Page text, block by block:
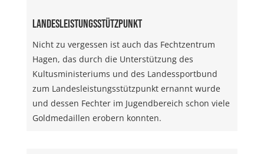
Landesleistungsstützpunkt
Nicht zu vergessen ist auch das Fechtzentrum
Hagen, das durch die Unterstützung des
Kultusministeriums und des Landessportbund
zum Landesleistungsstützpunkt ernannt wurde
und dessen Fechter im Jugendbereich schon viele
Goldmedaillen erobern konnten.